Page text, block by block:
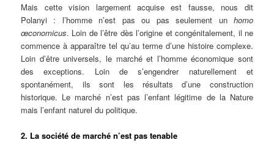
Mais cette vision largement acquise est fausse, nous dit
Polanyi : l’homme n’est pas ou pas seulement un homo
œconomicus. Loin de l’être dès l’origine et congénitalement, il ne
commence à apparaître tel qu’au terme d’une histoire complexe.
Loin d’être universels, le marché et l’homme économique sont
des exceptions. Loin de s’engendrer naturellement et
spontanément, ils sont les résultats d’une construction
historique. Le marché n’est pas l’enfant légitime de la Nature
mais l’enfant naturel du politique.
2. La société de marché n’est pas tenable